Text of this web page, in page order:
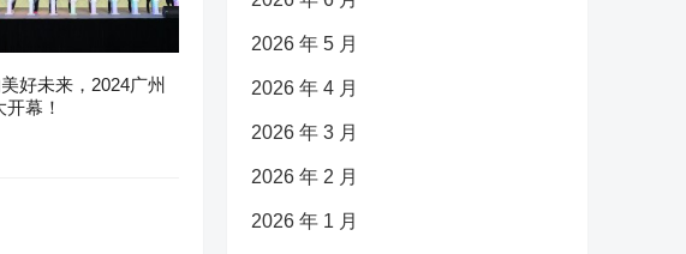
好未来，2024广州
幕！
2026 年 5 月
2026 年 4 月
2026 年 3 月
2026 年 2 月
2026 年 1 月